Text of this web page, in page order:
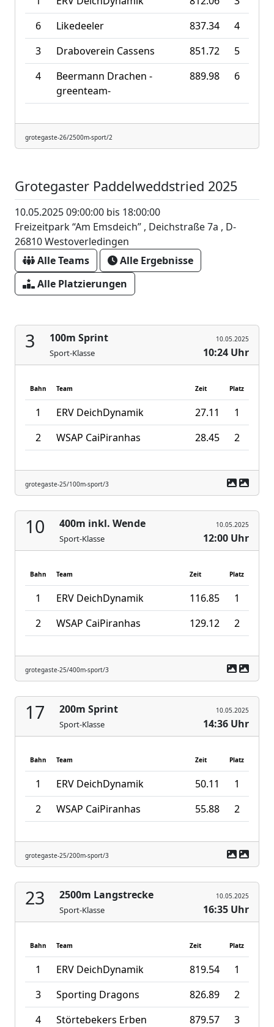
6
Likedeeler 837.34
4
3
Draboverein Cassens 851.72
5
4
Beermann Drachen -
greenteam-
889.98 6
grotegaste-26/2500m-sport/2
Grotegaster Paddelweddstried 2025
10.05.2025 09:00:00 bis 18:00:00
Freizeitpark “Am Emsdeich” , Deichstraße 7a , D-
26810 Westoverledingen
Alle Teams
Alle Ergebnisse
Alle Platzierungen
3 100m Sprint
Sport-Klasse
10.05.2025
10:24 Uhr
Bahn Team Zeit Platz
1 ERV DeichDynamik 27.11
1
2
WSAP CaiPiranhas 28.45 2
grotegaste-25/100m-sport/3
10 400m inkl. Wende
Sport-Klasse
10.05.2025
12:00 Uhr
Bahn Team Zeit Platz
1 ERV DeichDynamik 116.85
1
2
WSAP CaiPiranhas 129.12 2
grotegaste-25/400m-sport/3
17 200m Sprint
Sport-Klasse
10.05.2025
14:36 Uhr
Bahn Team Zeit Platz
1 ERV DeichDynamik 50.11
1
2
WSAP CaiPiranhas 55.88 2
grotegaste-25/200m-sport/3
23 2500m Langstrecke
Sport-Klasse
10.05.2025
16:35 Uhr
Bahn Team Zeit Platz
1 ERV DeichDynamik 819.54
1
3
Sporting Dragons 826.89
2
4
Störtebekers Erben 879.57
3